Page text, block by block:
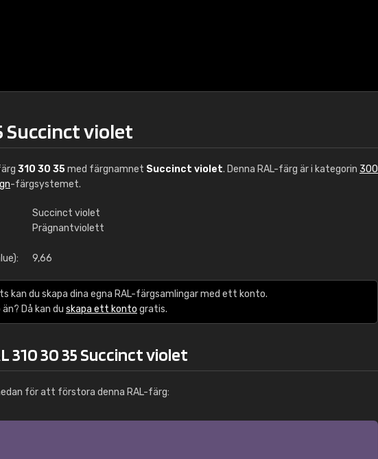
Succinct violet
310 30 35med färgnamnet Succinct violet. Denna RAL-färg är i kategorin 300
-färgsystemet.
Succinct violet
Prägnantviolett
9,66
kan du skapa dina egna RAL-färgsamlingar med ett konto.
Då kan du skapa ett konto gratis.
310 30 35 Succinct violet
för att förstora denna RAL-färg:
RAL K7 vattenbaserad